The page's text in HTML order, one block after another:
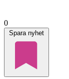
0
Spara nyhet